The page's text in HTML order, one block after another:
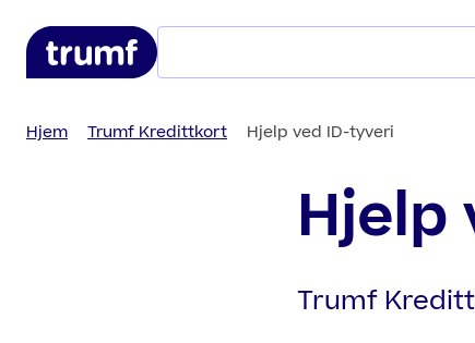
Hjem Trumf Kredittkort Hjelp ved ID-tyveri
Hjelp
Trumf